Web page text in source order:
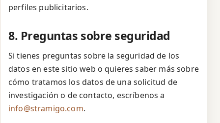
perfiles publicitarios.
8. Preguntas sobre seguridad
Si tienes preguntas sobre la seguridad de los
datos en este sitio web o quieres saber más sobre
cómo tratamos los datos de una solicitud de
investigación o de contacto, escríbenos a
info@stramigo.com.